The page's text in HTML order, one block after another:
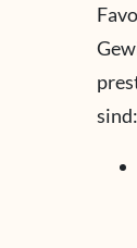
sind: